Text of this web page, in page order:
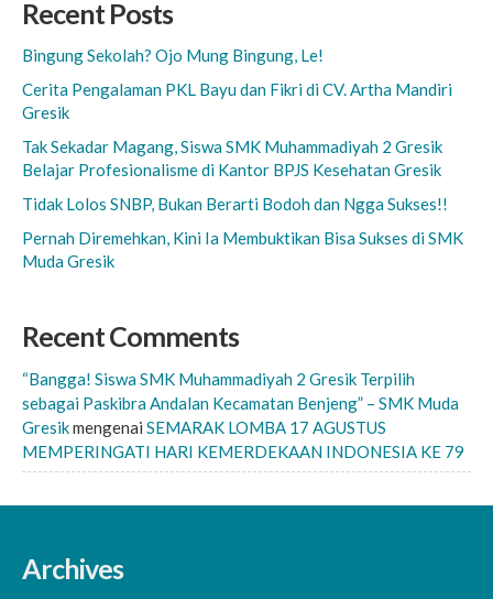
Recent Posts
Bingung Sekolah? Ojo Mung Bingung, Le!
Cerita Pengalaman PKL Bayu dan Fikri di CV. Artha Mandiri
Gresik
Tak Sekadar Magang, Siswa SMK Muhammadiyah 2 Gresik
Belajar Profesionalisme di Kantor BPJS Kesehatan Gresik
Tidak Lolos SNBP, Bukan Berarti Bodoh dan Ngga Sukses!!
Pernah Diremehkan, Kini Ia Membuktikan Bisa Sukses di SMK
Muda Gresik
Recent Comments
“Bangga! Siswa SMK Muhammadiyah 2 Gresik Terpilih
sebagai Paskibra Andalan Kecamatan Benjeng” – SMK Muda
Gresikmengenai SEMARAK LOMBA 17 AGUSTUS
MEMPERINGATI HARI KEMERDEKAAN INDONESIA KE 79
Archives